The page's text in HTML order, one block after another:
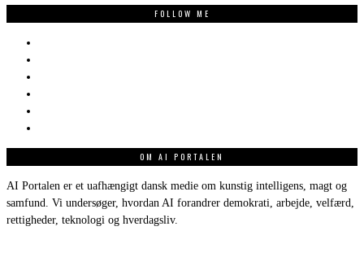
FOLLOW ME
OM AI PORTALEN
AI Portalen er et uafhængigt dansk medie om kunstig intelligens, magt og
samfund. Vi undersøger, hvordan AI forandrer demokrati, arbejde, velfærd,
rettigheder, teknologi og hverdagsliv.